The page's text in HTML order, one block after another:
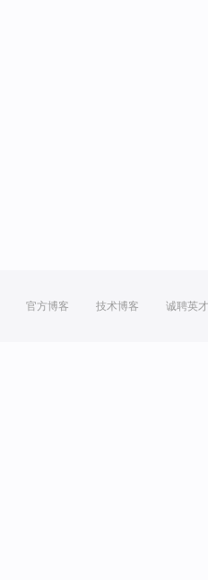
官方博客 技术博客 诚聘英才